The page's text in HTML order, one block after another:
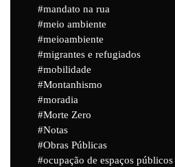
mandato na rua
meio ambiente
meioambiente
migrantes e refugiados
mobilidade
Montanhismo
moradia
Morte Zero
Notas
Obras Públicas
ocupação de espaços públicos